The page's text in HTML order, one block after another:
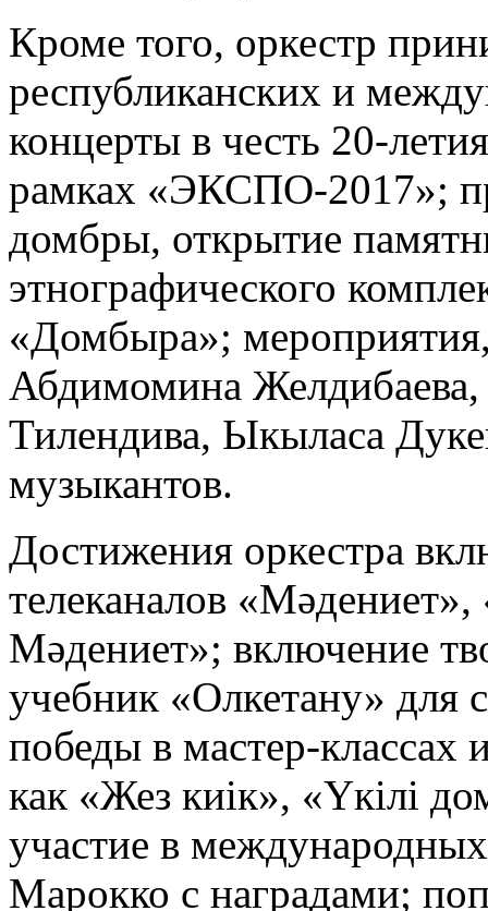
Кроме того, оркестр
республиканских и
концерты в честь 20-
рамках «ЭКСПО-2017»;
домбры, открытие
этнографического
«Домбыра»;
Абдимомина
Тилендива, Ыкыласа
музыкантов.
Достижения оркестра
телеканалов
Мәдениет»; включение
учебник «Олкетану» для
победы в мастер-классах
как «Жез киік», «Үкілі
участие в
Марокко с наградами;